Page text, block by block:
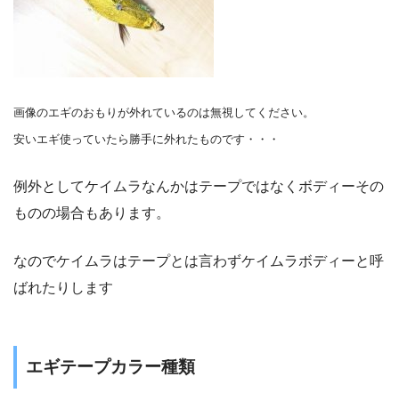
画像のエギのおもりが外れているのは無視してください。
安いエギ使っていたら勝手に外れたものです・・・
例外としてケイムラなんかはテープではなくボディーその
ものの場合もあります。
なのでケイムラはテープとは言わずケイムラボディーと呼
ばれたりします
エギテープカラー種類